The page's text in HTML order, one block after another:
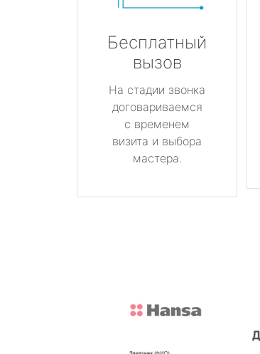
Бесплатный
вызов
На стадии звонка
договариваемся
с временем
визита и выбора
мастера.